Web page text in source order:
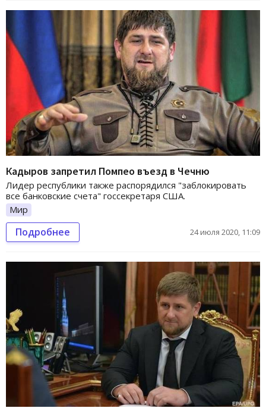
Кадыров запретил Помпео въезд в Чечню
Лидер республики также распорядился "заблокировать
все банковские счета" госсекретаря США.
Мир
Подробнее 24 июля 2020, 11:09